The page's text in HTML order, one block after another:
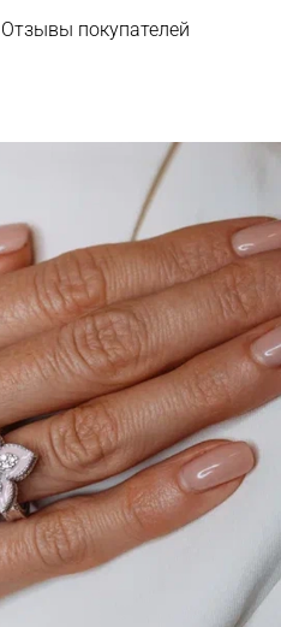
Отзывы покупателей